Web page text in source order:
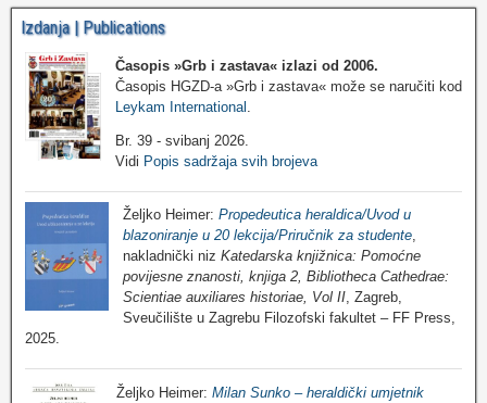
Izdanja | Publications
Časopis »Grb i zastava« izlazi od 2006.
Časopis HGZD-a »Grb i zastava« može se naručiti kod
Leykam International
Br. 39 - svibanj 2026.
Vidi Popis sadržaja svih brojeva
Željko Heimer: Propedeutica heraldica/Uvod u
blazoniranje u 20 lekcija/Priručnik za studente,
nakladnički niz Katedarska knjižnica: Pomoćne
povijesne znanosti, knjiga 2, Bibliotheca Cathedrae:
Scientiae auxiliares historiae, Vol II, Zagreb,
Sveučilište u Zagrebu Filozofski fakultet – FF Press,
2025.
Željko Heimer: Milan Sunko – heraldički umjetnik